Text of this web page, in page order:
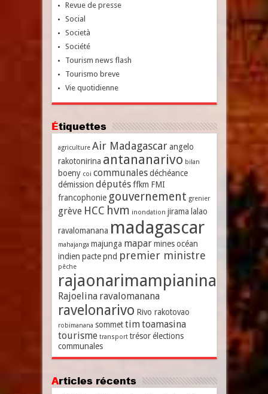
Revue de presse
Social
Società
Société
Tourism news flash
Tourismo breve
Vie quotidienne
Étiquettes
agriculture Air Madagascar angelo
rakotonirina antananarivo bilan
boeny coi communales déchéance
démission députés ffkm FMI
francophonie gouvernement grenier
grève HCC hvm inondation jirama lalao
ravalomanana madagascar
mahajanga majunga mapar mines océan
indien pacte pnd premier ministre
pêche
rajaonarimampianina
Rajoelina ravalomanana
ravelonarivo Rivo rakotovao
robimanana sommet timtoamasina
tourisme transport trésor élections
communales
Articles récents